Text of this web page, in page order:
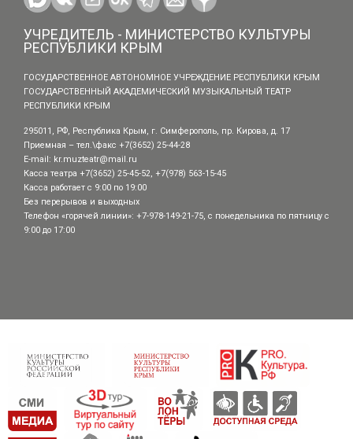
УЧРЕДИТЕЛЬ - МИНИСТЕРСТВО КУЛЬТУРЫ
РЕСПУБЛИКИ КРЫМ
ГОСУДАРСТВЕННОЕ АВТОНОМНОЕ УЧРЕЖДЕНИЕ РЕСПУБЛИКИ КРЫМ
ГОСУДАРСТВЕННЫЙ АКАДЕМИЧЕСКИЙ МУЗЫКАЛЬНЫЙ ТЕАТР
РЕСПУБЛИКИ КРЫМ
295011, РФ, Республика Крым, г. Симферополь, пр. Кирова, д. 17
Приемная – тел.\факс +7(3652) 25-44-28
E-mail: kr.muzteatr@mail.ru
Касса театра +7(3652) 25-45-52, +7(978) 563-15-45
Касса работает с 9:00 по 19:00
Без перерывов и выходных
Телефон «горячей линии»: +7-978-149-21-75, с понедельника по пятницу с
9:00 до 17:00